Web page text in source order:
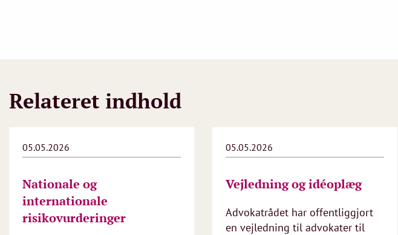
Relateret indhold
05.05.2026
Nationale og
internationale
risikovurderinger
05.05.2026
Vejledning og idéoplæg
Advokatrådet har offentliggjort
en vejledning til advokater til